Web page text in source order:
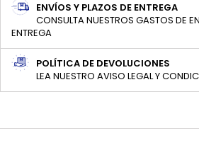
ENVÍOS Y PLAZOS DE ENTREGA
CONSULTA NUESTROS GASTOS DE
ENTREGA
POLÍTICA DE DEVOLUCIONES
LEA NUESTRO AVISO LEGAL Y